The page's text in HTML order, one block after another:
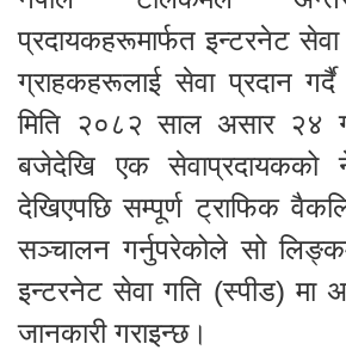
प्रदायकहरूमार्फत इन्टरनेट
ग्राहकहरूलाई सेवा प्रदान
मिति २०८२ साल असार २४
बजेदेखि एक सेवाप्रदायकको
देखिएपछि सम्पूर्ण ट्राफिक
सञ्चालन गर्नुपरेकोले सो
इन्टरनेट सेवा गति (स्पीड) मा
जानकारी गराइन्छ।